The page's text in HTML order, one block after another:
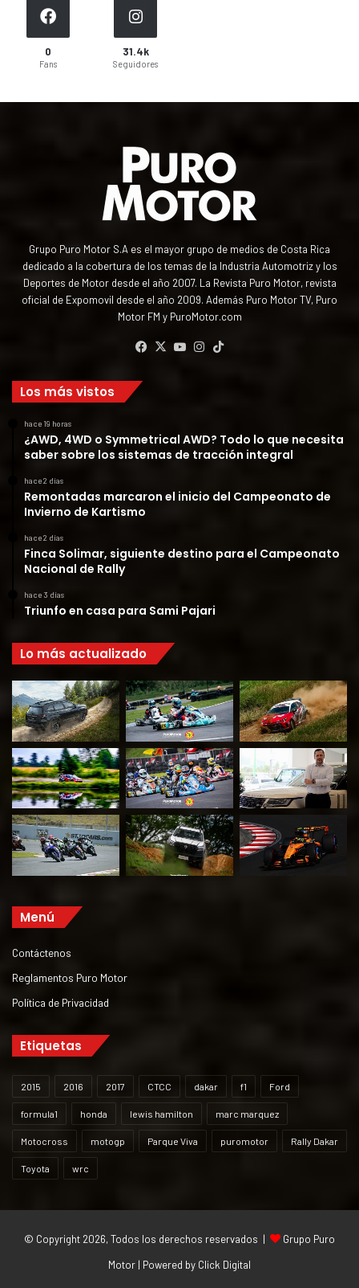
0
Fans
31.4k
Seguidores
Grupo Puro Motor S.A es el mayor grupo de medios de Costa Rica
dedicado a la cobertura de los temas de la Industria Automotriz y los
Deportes de Motor desde el año 2007. La Revista Puro Motor, revista
oficial de Expomovil desde el año 2009. Además Puro Motor TV, Puro
Motor FM y PuroMotor.com
Facebook
X YouTubeInstagram
Los más vistos
hace 19 horas
¿AWD, 4WD o Symmetrical AWD? Todo lo que necesita
saber sobre los sistemas de tracción integral
hace 2 días
Remontadas marcaron el inicio del Campeonato de
Invierno de Kartismo
hace 2 días
Finca Solimar, siguiente destino para el Campeonato
Nacional de Rally
hace 3 días
Triunfo en casa para Sami Pajari
Lo más actualizado
Menú
Contáctenos
Reglamentos Puro Motor
Política de Privacidad
Etiquetas
2015 2016 2017 CTCC dakar f1 Ford
formula1 honda lewis hamilton marc marquez
Motocross motogp Parque Viva puromotor Rally Dakar
Toyota wrc
© Copyright 2026, Todos los derechos reservados |
Grupo Puro
Motor | Powered by Click Digital